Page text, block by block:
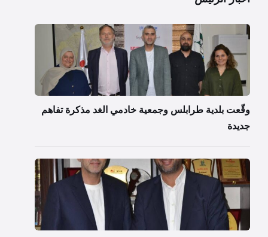
وقّعت بلدية طرابلس وجمعية خادمي الغد مذكرة تفاهم
جديدة